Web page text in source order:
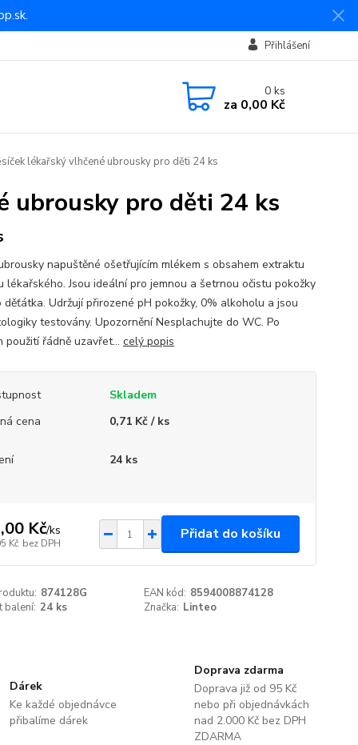
Přihlášení
0ks
za 0,00 Kč
lékařský vlhčené ubrousky pro děti 24 ks
ubrousky pro děti 24 ks
napuštěné ošetřujícím mlékem s obsahem extraktu
lékařského. Jsou ideální pro jemnou a šetrnou očistu pokožky
děťátka. Udržují přirozené pH pokožky, 0% alkoholu a jsou
testovány. Upozornění Nesplachujte do WC. Po
použití řádně uzavřet... celý popis
Skladem
cena
0,71 Kč / ks
24 ks
Kč/ks
Kč bez DPH
Přidat do košíku
874128G EAN kód: 8594008874128
balení: 24 ks Značka: Linteo
Dárek
Ke každé objednávce
přibalíme dárek
Doprava zdarma
Doprava již od 95 Kč
nebo při objednávkách
nad 2.000 Kč bez DPH
ZDARMA